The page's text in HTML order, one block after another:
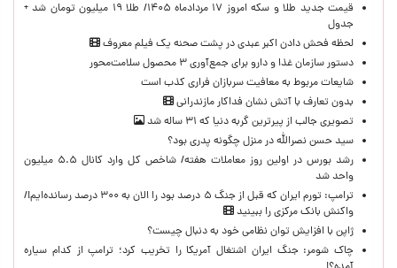
قیمت جدید طلا و سکه امروز ۱۷ مردادماه ۱۴۰۵/ طلا ۱۹ میلیون تومان شد +
جدول
لحظه‌ فحش دادن اکبر عبدی در پشت صحنه یک فیلم معروف
دستور سازمان غذا و دارو برای جمع‌آوری ۳ محصول سلامت‌محور
شایعات مربوط به معافیت سربازان فراری کذب است
بدون تعارف با آتش نشان فداکار مازندرانی
تصویری جالب از پیرترین گربه دنیا که ۳۱ ساله شد
سید حسن نصرالله در منزل چگونه پدری بود؟
رشد بورس در اولین روز معاملات هفته/ شاخص کل وارد کانال ۵.۵ میلیون
واحد شد
ترامپ: تورم ایران که قبل از جنگ ۵ درصد بود را الان به ۳۰۰ درصد رسانده‌ایم!/
واکنش بانک مرکزی را ببینید
ژاپن با افزایش توان نظامی خود به دنبال چیست؟
چاک شومر: جنگ ایران اشتغال آمریکا را تخریب کرد؛ ترامپ از کدام سیاره